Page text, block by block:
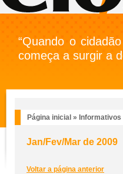
“Quando o
começa a surgir a
Página inicial » Informativos
Jan/Fev/Mar de 2009
Voltar a página anterior